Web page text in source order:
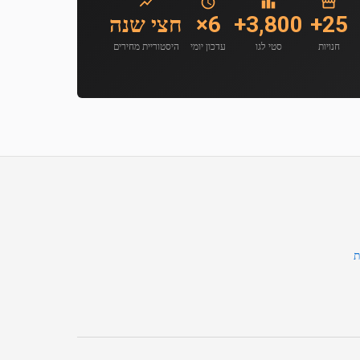
25+
חנויות
3,800+
סטי לגו
6×
עדכון יומי
חצי שנה
היסטוריית מחירים